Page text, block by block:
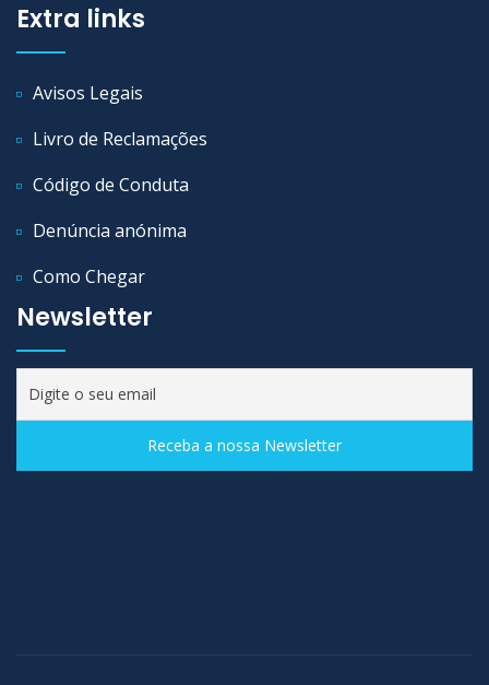
Extra links
Avisos Legais
Livro de Reclamações
Código de Conduta
Denúncia anónima
Como Chegar
Newsletter